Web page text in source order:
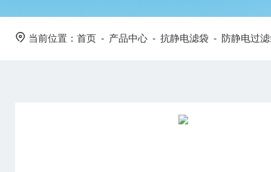
当前位置： 首页 - 产品中心 - 抗静电滤袋 - 防静电过